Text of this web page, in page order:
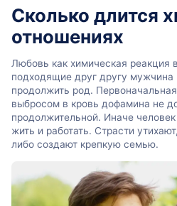
Сколько длится
отношениях
Любовь как химическая реакция
подходящие друг другу
продолжить род.
выбросом в кровь дофамина не
продолжительной. Иначе
жить и работать. Страсти
либо создают крепкую семью.